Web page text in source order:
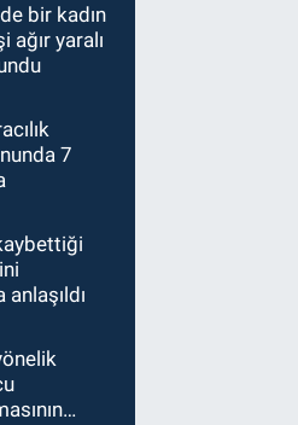
bir kadın
ağır yaralı
7
anlaşıldı